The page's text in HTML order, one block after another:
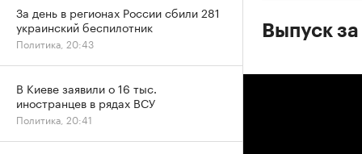
Выпуск
За день в регионах России сбили 281
украинский беспилотник
Политика, 20:43
В Киеве заявили о 16 тыс.
иностранцев в рядах ВСУ
Политика, 20:41